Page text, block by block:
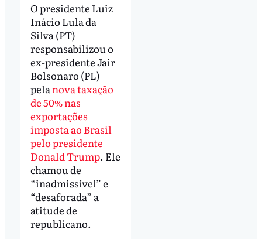
O presidente Luiz
Inácio Lula da
Silva (PT)
responsabilizou o
ex-presidente Jair
Bolsonaro (PL)
pelanova taxação
de 50% nas
exportações
imposta ao Brasil
pelo presidente
Donald Trump. Ele
chamou de
“inadmissível” e
“desaforada” a
atitude de
republicano.